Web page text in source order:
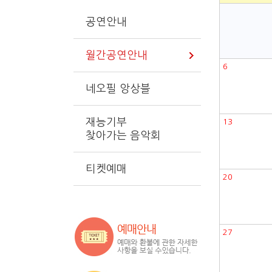
공연안내
월간공연안내
네오필 앙상블
재능기부
찾아가는 음악회
티켓예매
6
13
20
27